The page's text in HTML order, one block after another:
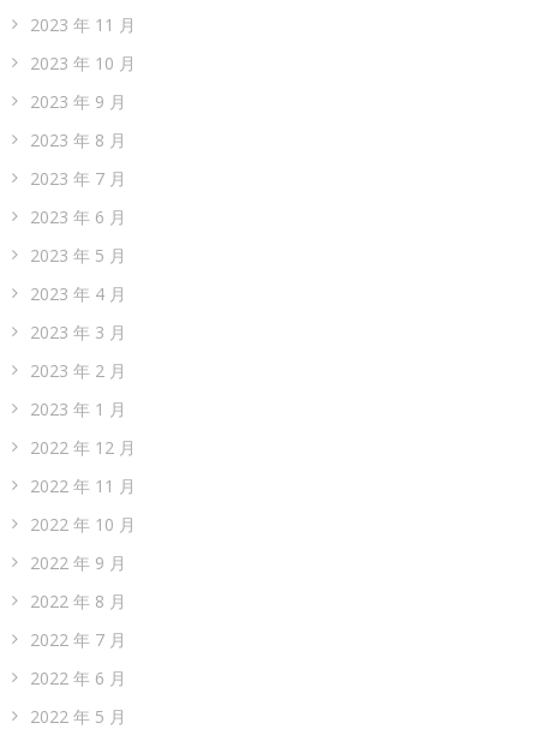
2023 年 11 月
2023 年 10 月
2023 年 9 月
2023 年 8 月
2023 年 7 月
2023 年 6 月
2023 年 5 月
2023 年 4 月
2023 年 3 月
2023 年 2 月
2023 年 1 月
2022 年 12 月
2022 年 11 月
2022 年 10 月
2022 年 9 月
2022 年 8 月
2022 年 7 月
2022 年 6 月
2022 年 5 月